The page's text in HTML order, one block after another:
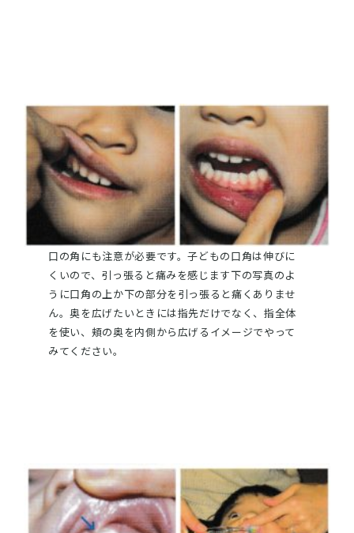
口の角にも注意が必要です。子どもの口角は伸びに
くいので、引っ張ると痛みを感じます下の写真のよ
うに口角の上か下の部分を引っ張ると痛くありませ
ん。奥を広げたいときには指先だけでなく、指全体
を使い、頬の奥を内側から広げるイメージでやって
みてください。